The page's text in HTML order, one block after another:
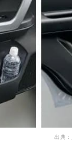
出典：